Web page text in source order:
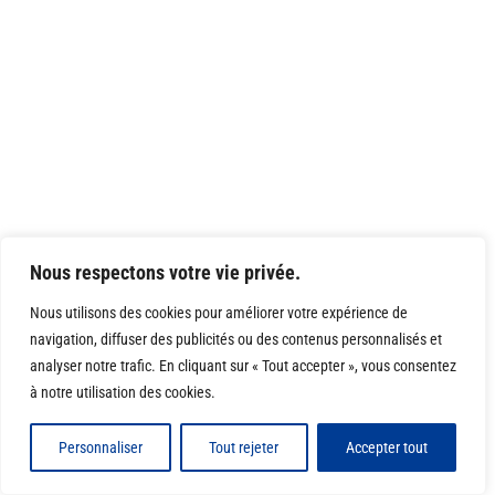
Nous respectons votre vie privée.
Nous utilisons des cookies pour améliorer votre expérience de
navigation, diffuser des publicités ou des contenus personnalisés et
analyser notre trafic. En cliquant sur « Tout accepter », vous consentez
à notre utilisation des cookies.
Personnaliser Tout rejeter Accepter tout